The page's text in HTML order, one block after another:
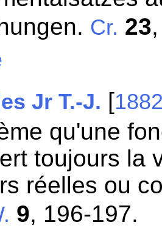
Cr. 23
Jr T.-J. [
qu'une
toujours la
réelles ou
9, 196-197.